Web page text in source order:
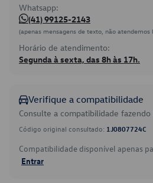
Whatsapp:
(41) 99125-2143
(apenas mensagens de texto, não atendemos
Horário de atendimento:
Segunda à sexta, das 8h às 17h.
Verifique a compatibilidade
Consulte a compatibilidade
Código original consultado: 1J0807724C
Compatibilidade disponível apenas
Entrar